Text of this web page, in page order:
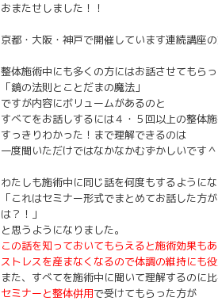
おまたせしました！！
京都・大阪・神戸で開催しています連続講座
整体施術中にも多くの方にはお話させてもら
「鏡の法則とことだまの魔法」
ですが内容にボリュームがあるのと
すべてをお話しするには４・５回以上の整体
すっきりわかった！まで理解できるのは
一度聞いただけではなかなかむずかしいです＾
わたしも施術中に同じ話を何度もするように
「これはセミナー形式でまとめてお話した方
は？！」
と思うようになりました。
この話を知っておいてもらえると施術効果も
ストレスを産まなくなるので体調の維持にも役
また、すべてを施術中に聞いて理解するのに
セミナーと整体併用で受けてもらった方が